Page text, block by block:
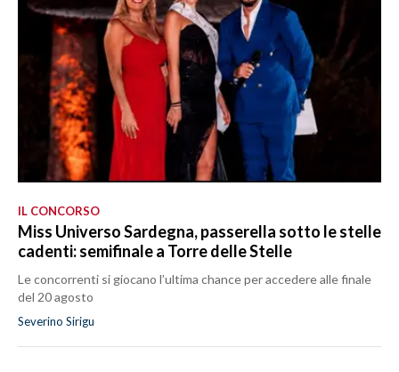
IL CONCORSO
Miss Universo Sardegna, passerella sotto le stelle
cadenti: semifinale a Torre delle Stelle
Le concorrenti si giocano l’ultima chance per accedere alle finale
del 20 agosto
Severino Sirigu